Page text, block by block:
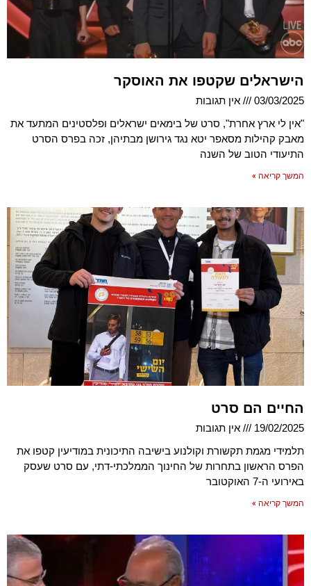
הישראלים שקטפו את האוסקר
03/03/2025
אין תגובות
"אין לי ארץ אחרת", סרט של בימאים ישראלים ופלסטינים המתעד את
מאבק קהילות מסאפר יטא נגד גירושן מבתיהן, זכה בפרס הסרט
התיעודי הטוב של השנה
המשך קריאה »
החיים הם סרט
19/02/2025
אין תגובות
תלמידי מגמת תקשורת וקולנוע בישיבה התיכונית במודיעין קטפו את
הפרס הראשון בתחרות של החינוך הממלכתי-דתי, עם סרט שעסק
באירועי ה-7 האוקטובר
המשך קריאה »